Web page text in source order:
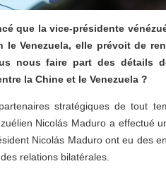
que la vice-présidente
le Venezuela, elle prévoit de
nous faire part des détails
la Chine et le Venezuela ?
stratégiques de tout
Nicolás Maduro a effectué
Nicolás Maduro ont eu des
relations bilatérales.